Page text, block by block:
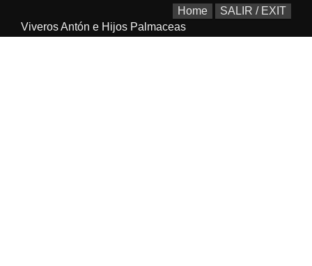
Home
SALIR / EXIT
Viveros Antón e Hijos Palmaceas